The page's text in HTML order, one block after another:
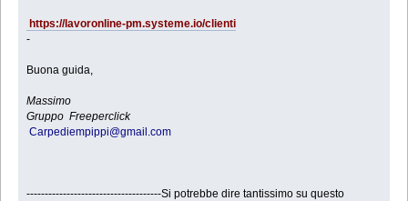
https://lavoronline-pm.systeme.io/clienti
-
Buona guida,
Massimo
Gruppo Freeperclick
Carpediempippi@gmail.com
-------------------------------------Si potrebbe dire tantissimo su questo